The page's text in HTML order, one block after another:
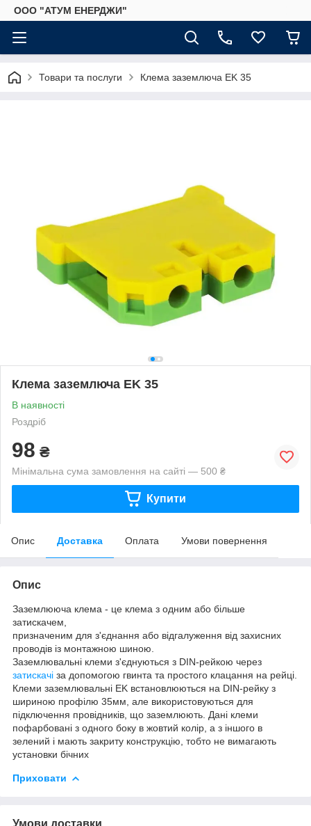
ООО "АТУМ ЕНЕРДЖИ"
Товари та послуги Клема заземлюча EK 35
Клема заземлюча EK 35
В наявності
Роздріб
98 ₴
Мінімальна сума замовлення на сайті — 500 ₴
Купити
Опис Доставка Оплата Умови повернення
Опис
Заземлююча клема - це клема з одним або більше
затискачем,
призначеним для з'єднання або відгалуження від захисних
проводів із монтажною шиною.
Заземлювальні клеми з'єднуються з DIN-рейкою через
затискачі за допомогою гвинта та простого клацання на рейці.
Клеми заземлювальні EK встановлюються на DIN-рейку з
шириною профілю 35мм, але використовуються для
підключення провідників, що заземлюють. Дані клеми
пофарбовані з одного боку в жовтий колір, а з іншого в
зелений і мають закриту конструкцію, тобто не вимагають
установки бічних
Приховати
Умови доставки